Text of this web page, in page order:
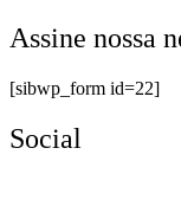
Assine nossa
[sibwp_form id=22]
Social